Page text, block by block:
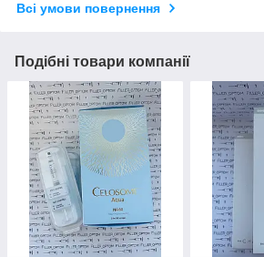
Всі умови повернення
Подібні товари компанії